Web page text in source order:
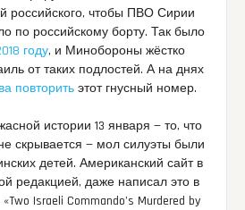
российского, чтобы ПВО Сирии
по российскому борту. Так было
году, и Минобороны жёстко
от таких подлостей. А на днях
повторитьэтот гнусный номер.
истории 13 января — то, что
скрывается — мол силуэты были
детей. Американский сайт в
редакцией, даже написал это в
Israeli Commando’s Murdered by